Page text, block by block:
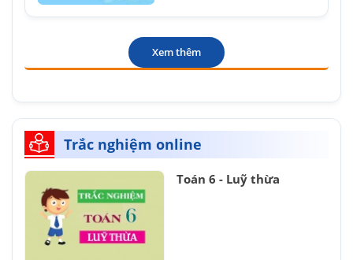
Xem thêm
Trắc nghiệm online
Toán 6 - Luỹ thừa